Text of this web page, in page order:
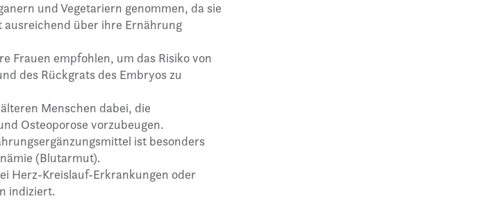
und Vegetariern genommen, da sie
über ihre Ernährung
Frauen empfohlen, um das Risiko von
des Rückgrats des Embryos zu
Menschen dabei, die
Osteoporose vorzubeugen.
ist besonders
(Blutarmut).
Herz-Kreislauf-Erkrankungen oder
indiziert.